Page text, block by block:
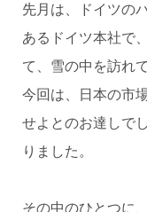
先月は、ドイツの
あるドイツ本社で
て、雪の中を訪れ
今回は、日本の市
せよとのお達しで
りました。
その中のひとつに